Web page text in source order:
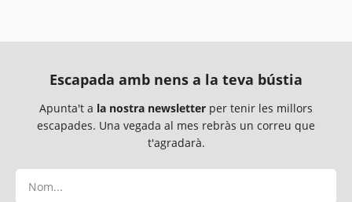
Escapada amb nens a la teva bústia
Apunta't a la nostra newsletter per tenir les millors
escapades. Una vegada al mes rebràs un correu que
t'agradarà.